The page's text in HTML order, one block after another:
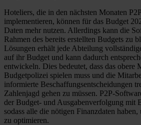
Hoteliers, die in den nächsten Monaten
implementieren, können für das Budget
Daten mehr nutzen. Allerdings kann die
Rahmen des bereits erstellten Budgets zu
Lösungen erhält jede Abteilung
auf ihr Budget und kann dadurch
entwickeln. Dies bedeutet, dass das obere
Budgetpolizei spielen muss und die
informierte Beschaffungsentscheidungen
Zahlenjagd gehen zu müssen. P2P-
der Budget- und Ausgabenverfolgung mit
sodass alle die nötigen Finanzdaten
zu optimieren.